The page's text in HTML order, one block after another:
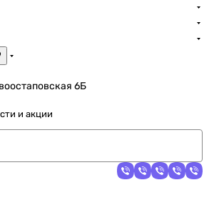
6Б
и акции